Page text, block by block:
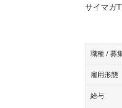
サイマガ
職種 / 募
雇用形態
給与